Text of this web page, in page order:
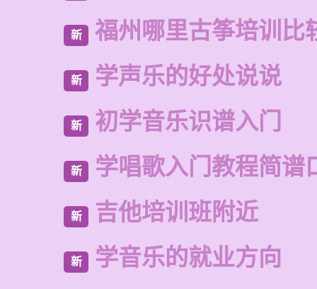
新 福州哪里古筝培训比
新 学声乐的好处说说
新 初学音乐识谱入门
新 学唱歌入门教程简谱
新 吉他培训班附近
新 学音乐的就业方向